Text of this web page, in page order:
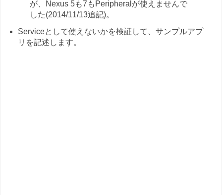
が、Nexus 5も7もPeripheralが使えませんで
した(2014/11/13追記)。
Serviceとして使えないかを検証して、サンプルアプ
リを記述します。